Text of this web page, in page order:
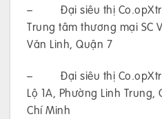
– Đại siêu thị Co.opXtra
Trung tâm thương mại SC
Văn Linh, Quận 7
– Đại siêu thị Co.opXtra
Lộ 1A, Phường Linh Trung,
Chí Minh